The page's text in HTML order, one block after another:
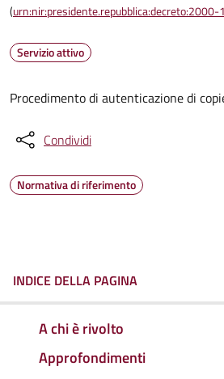
(
Servizio attivo
Procedimento di autenticazione di
Condividi
Normativa di riferimento
INDICE DELLA PAGINA
A chi è rivolto
Approfondimenti